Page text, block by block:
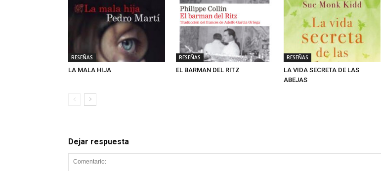
RESEÑAS
LA MALA HIJA
RESEÑAS
EL BARMAN DEL RITZ
RESEÑAS
LA VIDA SECRETA DE LAS
ABEJAS
Dejar respuesta